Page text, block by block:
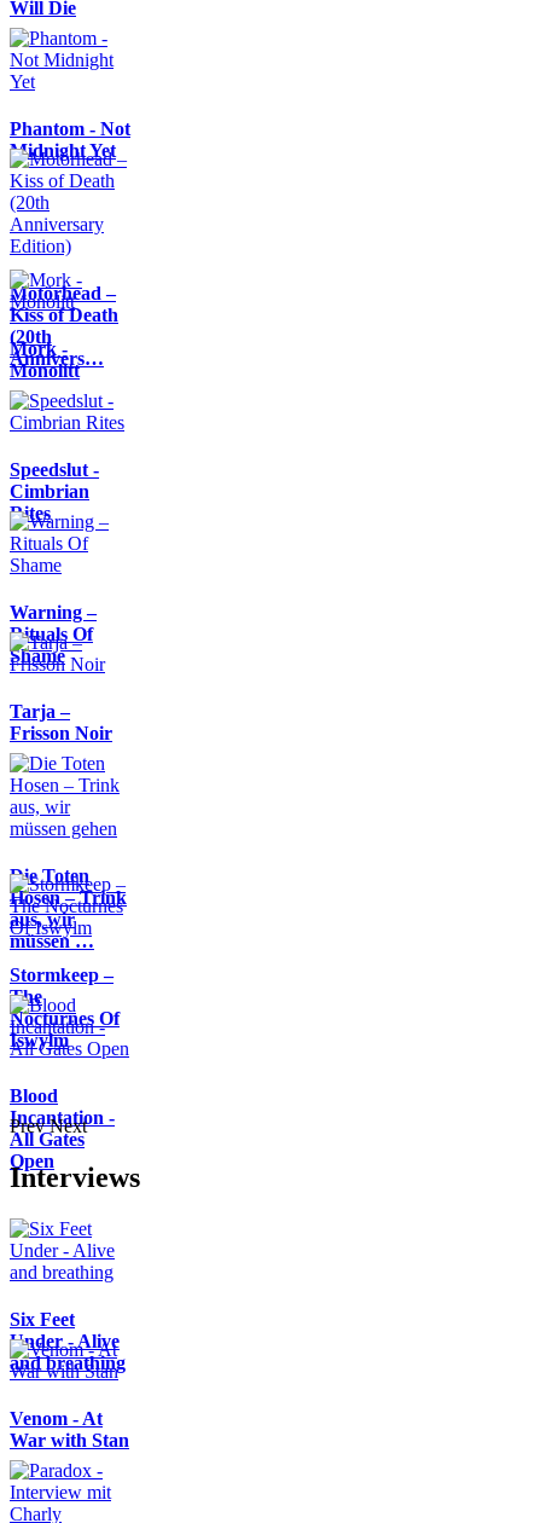
Will Die
Phantom - Not
Midnight Yet
Motörhead –
Kiss of Death
(20th
Annivers…
Mork -
Monolitt
Speedslut -
Cimbrian
Rites
Warning –
Rituals Of
Shame
Tarja –
Frisson Noir
Die Toten
Hosen – Trink
aus, wir
müssen …
Stormkeep –
The
Nocturnes Of
Iswylm
Blood
Incantation -
All Gates
Open
Prev Next
Interviews
Six Feet
Under - Alive
and breathing
Venom - At
War with Stan